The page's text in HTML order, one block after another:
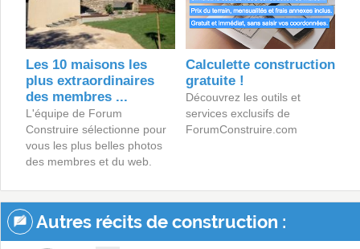
Les 10 maisons les
plus extraordinaires
des membres ...
L'équipe de Forum
Construire sélectionne pour
vous les plus belles photos
des membres et du web.
Calculette construction
gratuite !
Découvrez les outils et
services exclusifs de
ForumConstruire.com
Autres récits de construction :